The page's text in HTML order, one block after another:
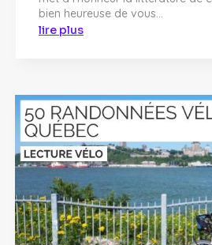
bien heureuse de vous...
lire plus